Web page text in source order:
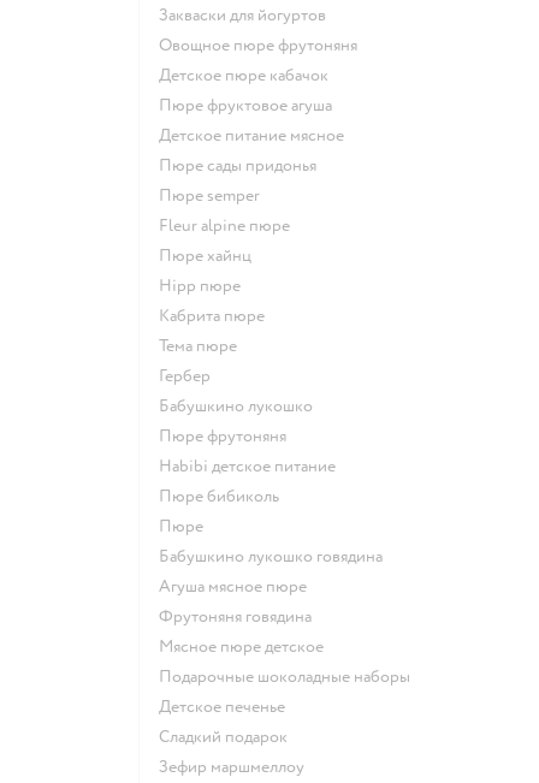
Закваски для йогуртов
овощное пюре фрутоняня
детское пюре кабачок
пюре фруктовое агуша
детское питание мясное
пюре сады придонья
пюре semper
fleur alpine пюре
пюре хайнц
hipp пюре
кабрита пюре
тема пюре
гербер
бабушкино лукошко
пюре фрутоняня
habibi детское питание
пюре бибиколь
пюре
бабушкино лукошко говядина
агуша мясное пюре
фрутоняня говядина
мясное пюре детское
подарочные шоколадные наборы
детское печенье
сладкий подарок
зефир маршмеллоу